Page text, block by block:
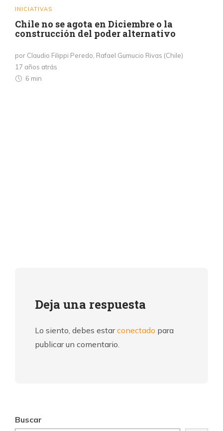
INICIATIVAS
Chile no se agota en Diciembre o la
construcción del poder alternativo
por Claudio Filippi Peredo, Rafael Gumucio Rivas (Chile)
17 años atrás
6 min
Deja una respuesta
Lo siento, debes estarconectado para
publicar un comentario.
Buscar